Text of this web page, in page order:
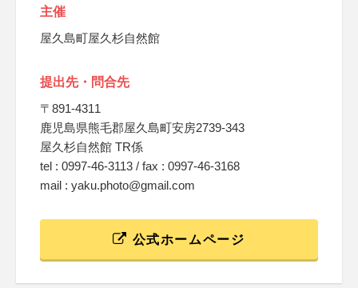
主催
屋久島町屋久杉自然館
提出先・問合先
〒891-4311
鹿児島県熊毛郡屋久島町安房2739-343
屋久杉自然館 TR係
tel : 0997-46-3113 / fax : 0997-46-3168
mail : yaku.photo@gmail.com
公式ホームページ